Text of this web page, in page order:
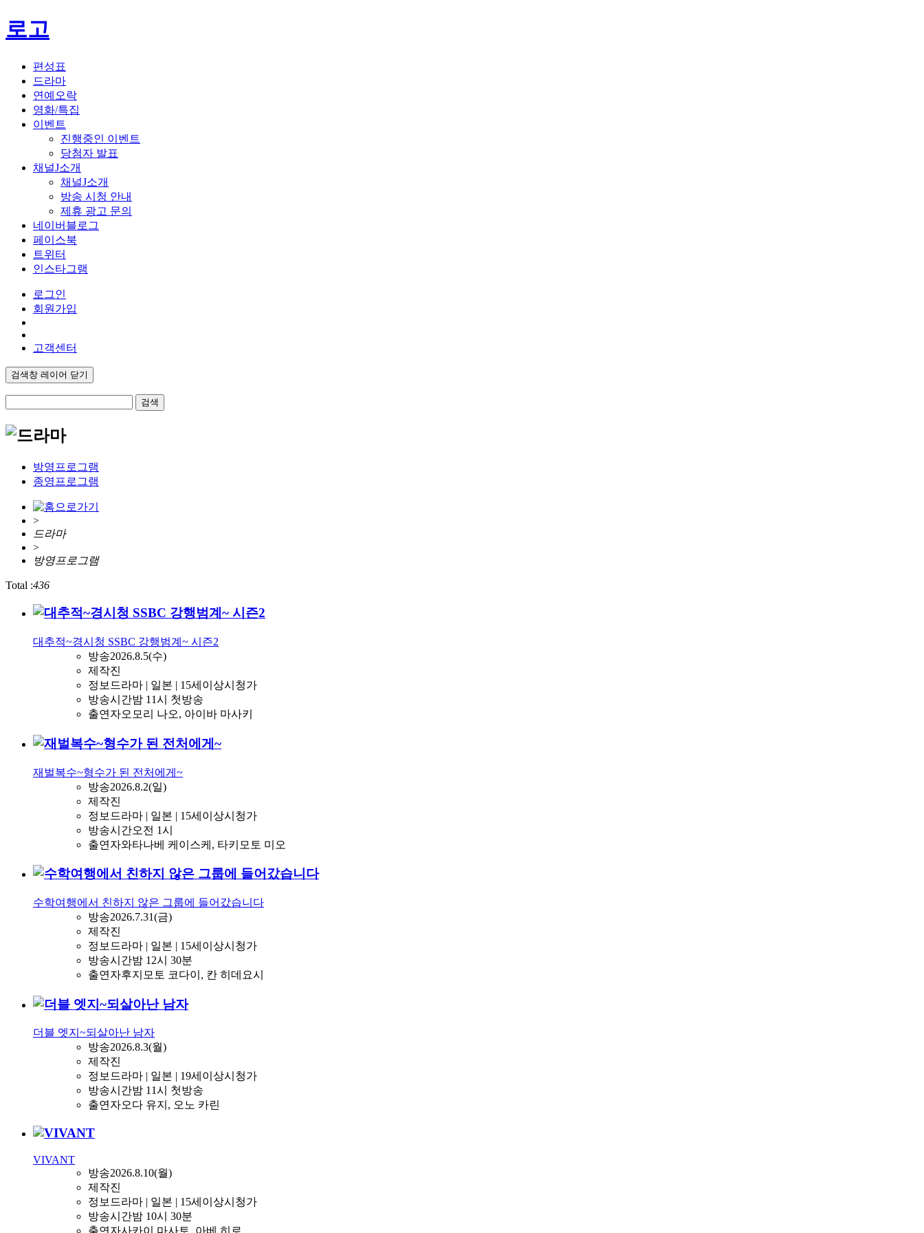
로고
편성표
드라마
연예오락
영화/특집
이벤트
진행중인 이벤트
당첨자 발표
채널J소개
채널J소개
방송 시청 안내
제휴 광고 문의
네이버블로그
페이스북
트위터
인스타그램
로그인
회원가입
고객센터
검색창 레이어 닫기
검색
방영프로그램
종영프로그램
>
드라마
>
방영프로그램
Total :436
대추적~경시청 SSBC 강행범계~ 시즌2
방송2026.8.5(수)
제작진
정보 드라마 | 일본 | 15세이상시청가
방송시간밤 11시 첫방송
출연자오모리 나오, 아이바 마사키
재벌복수~형수가 된 전처에게~
방송2026.8.2(일)
제작진
정보 드라마 | 일본 | 15세이상시청가
방송시간오전 1시
출연자와타나베 케이스케, 타키모토 미오
수학여행에서 친하지 않은 그룹에 들어갔습니다
방송2026.7.31(금)
제작진
정보 드라마 | 일본 | 15세이상시청가
방송시간밤 12시 30분
출연자후지모토 코다이, 칸 히데요시
더블 엣지~되살아난 남자
방송2026.8.3(월)
제작진
정보드라마 | 일본 | 19세이상시청가
방송시간밤 11시 첫방송
출연자오다 유지, 오노 카린
VIVANT
방송2026.8.10(월)
제작진
정보 드라마 | 일본 | 15세이상시청가
방송시간밤 10시 30분
출연자사카이 마사토, 아베 히로